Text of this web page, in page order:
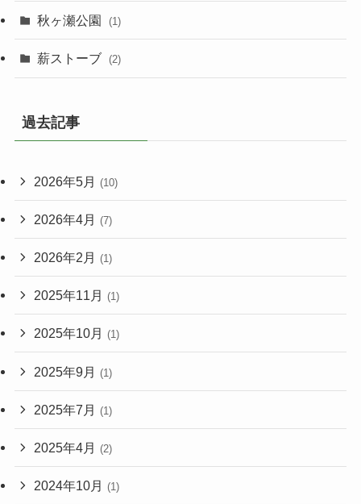
秋ヶ瀬公園 (1)
薪ストーブ (2)
過去記事
2026年5月 (10)
2026年4月 (7)
2026年2月 (1)
2025年11月 (1)
2025年10月 (1)
2025年9月 (1)
2025年7月 (1)
2025年4月 (2)
2024年10月 (1)